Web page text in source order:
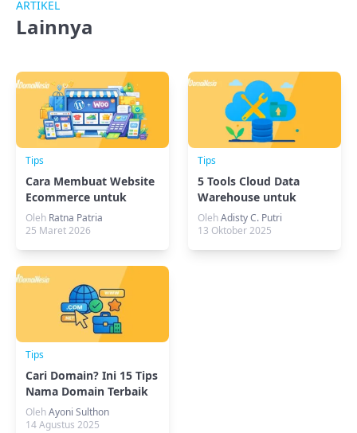
ARTIKEL
Lainnya
Tips
Cara Membuat Website
Ecommerce untuk
UMKM (WordPress +
WooCommerce)
Oleh Ratna Patria
25 Maret 2026
Tips
5 Tools Cloud Data
Warehouse untuk
Pengelolaan Data
Efisien
OlehAdisty C. Putri
13 Oktober 2025
Tips
Cari Domain? Ini 15 Tips
Nama Domain Terbaik
untuk Bisnis
OlehAyoni Sulthon
14 Agustus 2025